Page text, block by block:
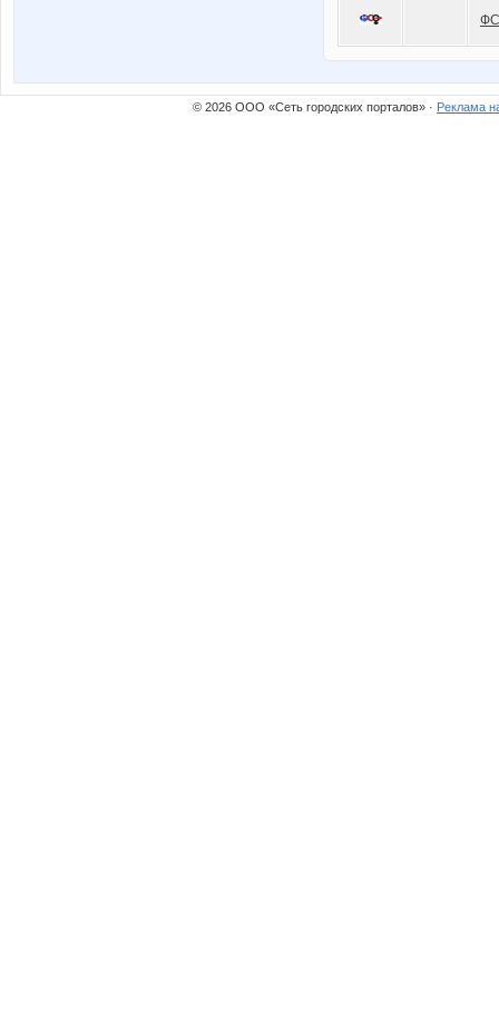
© 2026 ООО «Сеть городских порталов» · Реклама